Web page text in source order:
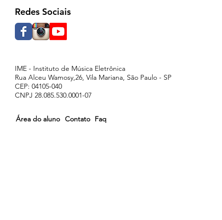
Redes Sociais
IME - Instituto de Música Eletrônica
Rua Alceu Wamosy,26, Vila Mariana, São Paulo - SP
CEP: 04105-040
CNPJ 28.085.530.0001-07
Área do aluno Contato Faq